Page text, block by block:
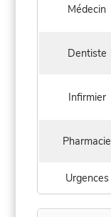
Médecin
Dentiste
Infirmier
Pharmacie
Urgences